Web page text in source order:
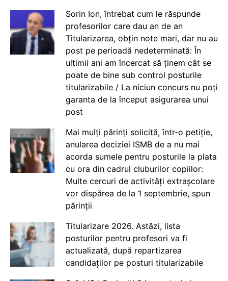
Sorin Ion, întrebat cum le răspunde
profesorilor care dau an de an
Titularizarea, obțin note mari, dar nu au
post pe perioadă nedeterminată: În
ultimii ani am încercat să ținem cât se
poate de bine sub control posturile
titularizabile / La niciun concurs nu poți
garanta de la început asigurarea unui
post
Mai mulți părinți solicită, într-o petiție,
anularea deciziei ISMB de a nu mai
acorda sumele pentru posturile la plata
cu ora din cadrul cluburilor copiilor:
Multe cercuri de activități extrașcolare
vor dispărea de la 1 septembrie, spun
părinții
Titularizare 2026. Astăzi, lista
posturilor pentru profesori va fi
actualizată, după repartizarea
candidaților pe posturi titularizabile